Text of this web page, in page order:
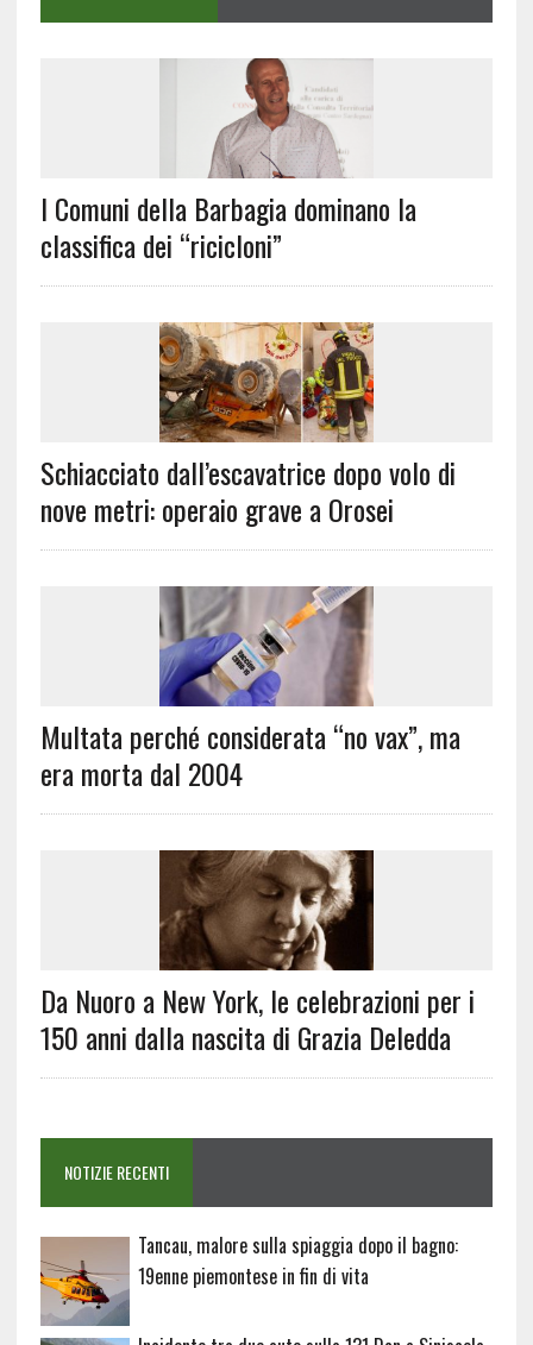
I Comuni della Barbagia dominano la
classifica dei “ricicloni”
Schiacciato dall’escavatrice dopo volo di
nove metri: operaio grave a Orosei
Multata perché considerata “no vax”, ma
era morta dal 2004
Da Nuoro a New York, le celebrazioni per i
150 anni dalla nascita di Grazia Deledda
NOTIZIE RECENTI
Tancau, malore sulla spiaggia dopo il bagno:
19enne piemontese in fin di vita